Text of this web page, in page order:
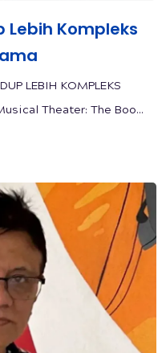
Lebih Kompleks
LEBIH KOMPLEKS
Theater: The Boo...